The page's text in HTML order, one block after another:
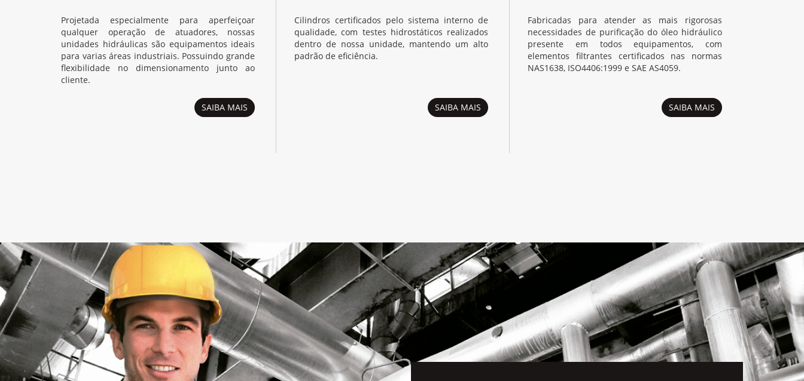
Projetada especialmente para aperfeiçoar
qualquer operação de atuadores, nossas
unidades hidráulicas são equipamentos ideais
para varias áreas industriais. Possuindo grande
flexibilidade no dimensionamento junto ao
cliente.
SAIBA MAIS
Cilindros certificados pelo sistema interno de
qualidade, com testes hidrostáticos realizados
dentro de nossa unidade, mantendo um alto
padrão de eficiência.
SAIBA MAIS
Fabricadas para atender as mais rigorosas
necessidades de purificação do óleo hidráulico
presente em todos equipamentos, com
elementos filtrantes certificados nas normas
NAS1638, ISO4406:1999 e SAE AS4059.
SAIBA MAIS